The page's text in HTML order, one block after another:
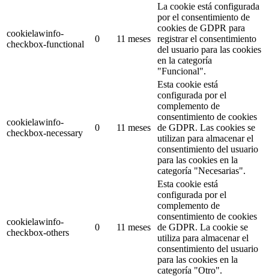
cookielawinfo-
checkbox-functional
0 11 meses
La cookie está configurada
por el consentimiento de
cookies de GDPR para
registrar el consentimiento
del usuario para las cookies
en la categoría
"Funcional".
cookielawinfo-
checkbox-necessary
0 11 meses
Esta cookie está
configurada por el
complemento de
consentimiento de cookies
de GDPR. Las cookies se
utilizan para almacenar el
consentimiento del usuario
para las cookies en la
categoría "Necesarias".
cookielawinfo-
checkbox-others
0 11 meses
Esta cookie está
configurada por el
complemento de
consentimiento de cookies
de GDPR. La cookie se
utiliza para almacenar el
consentimiento del usuario
para las cookies en la
categoría "Otro".